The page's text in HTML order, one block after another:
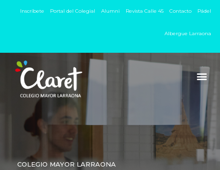
Inscríbete Portal del Colegial Alumni Revista Calle 45 Contacto Pádel
Albergue Larraona
COLEGIO MAYOR LARRAONA